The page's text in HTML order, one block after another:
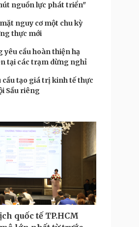
nguồn lực phát triển"
nguy cơ một chu kỳ
thực mới
yêu cầu hoàn thiện hạ
tại các trạm dừng nghỉ
cầu tạo giá trị kinh tế thực
Sầu riêng
quốc tế TP.HCM